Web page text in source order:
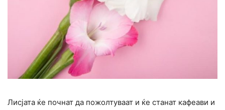
Лисјата ќе почнат да пожолтуваат и ќе станат кафеави и